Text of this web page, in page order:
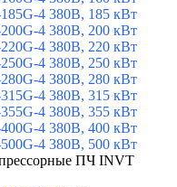
4 380В, 185 кВт
4 380В, 200 кВт
4 380В, 220 кВт
4 380В, 250 кВт
4 380В, 280 кВт
4 380В, 315 кВт
4 380В, 355 кВт
4 380В, 400 кВт
4 380В, 500 кВт
ПЧ INVT